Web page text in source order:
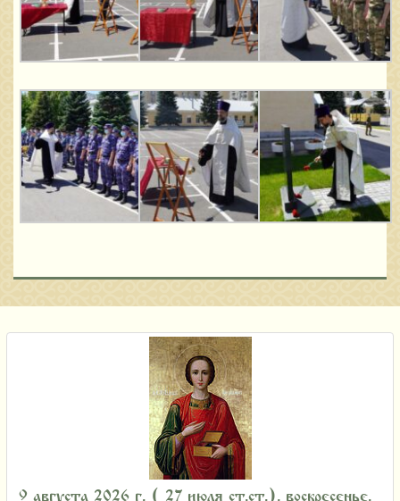
9 августа 2026 г. ( 27 июля ст.ст.), воскресенье.